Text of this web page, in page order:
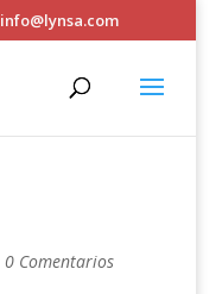
info@lynsa.com
0 Comentarios